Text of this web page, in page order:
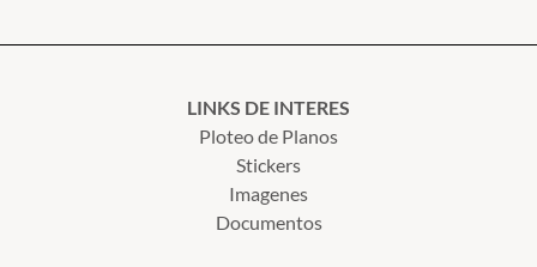
LINKS DE INTERES
Ploteo de Planos
Stickers
Imagenes
Documentos